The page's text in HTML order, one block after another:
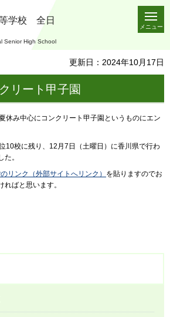
学校 全日
Senior High School
メニュー
更新日：2024年10月17日
リート甲子園
休み中心にコンクリート甲子園というものにエン
10校に残り、12月7日（土曜日）に香川県で行わ
。
リンク（外部サイトへリンク） を貼りますのでお
ばと思います。